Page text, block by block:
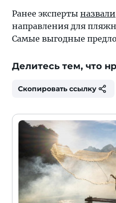
Ранее эксперты назвали
направления для
Самые выгодные
Делитесь тем, что
Скопировать ссылку